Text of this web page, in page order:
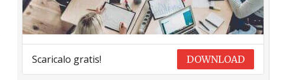
Scaricalo gratis! DOWNLOAD